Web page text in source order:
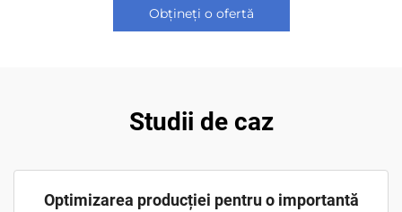
Obțineți o ofertă
Studii de caz
Optimizarea producției pentru o importantă